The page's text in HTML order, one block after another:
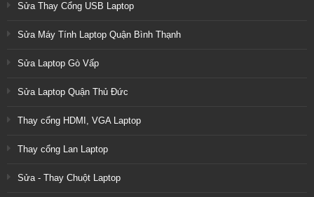
Sửa Thay Cổng USB Laptop
Sửa Máy Tính Laptop Quận Bình Thạnh
Sửa Laptop Gò Vấp
Sửa Laptop Quận Thủ Đức
Thay cổng HDMI, VGA Laptop
Thay cổng Lan Laptop
Sửa - Thay Chuột Laptop